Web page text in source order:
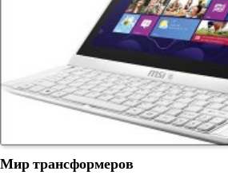
Мир трансформеров